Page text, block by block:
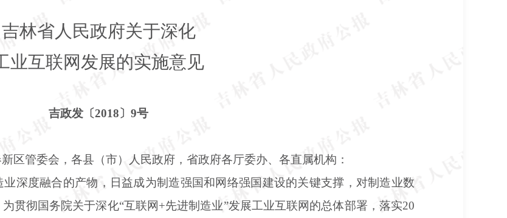
吉林省人民政府关于深化
业互联网发展的实施意见
吉政发〔2018〕9号
区管委会，各县（市）人民政府，省政府各厅委办、各直属机构：
深度融合的产物，日益成为制造强国和网络强国建设的关键支撑，对制造业数
贯彻国务院关于深化“互联网+先进制造业”发展工业互联网的总体部署，落实20